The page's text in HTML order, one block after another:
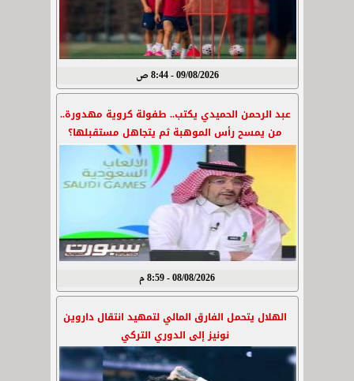
09/08/2026 - 8:44 ص
عبد الرحمن الحميدي يكتب.. طفولة كروية مهدورة..
من يمسح رأس الموهبة ثم يتجاهل مستقبلها؟
08/08/2026 - 8:59 م
الهلال يتحمل الفارق المالي لتمهيد انتقال داروين
نونيز إلى الدوري التركي